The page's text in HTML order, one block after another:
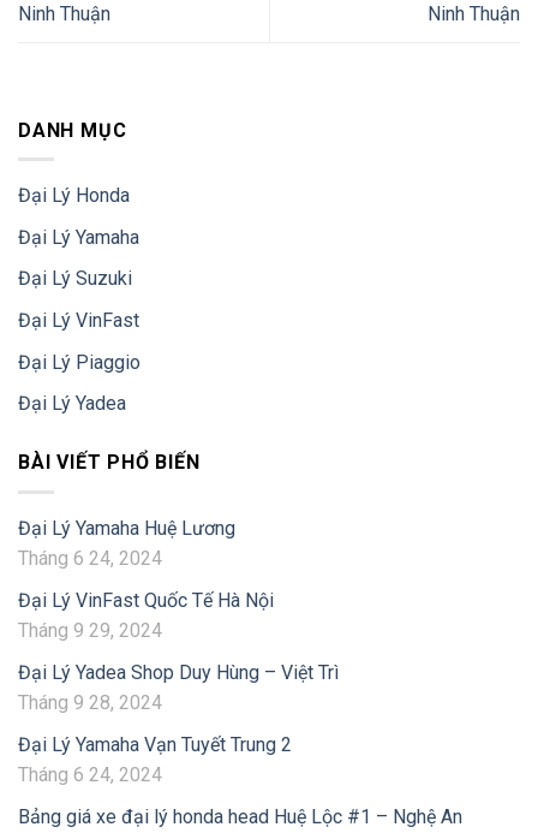
Ninh Thuận
Ninh Thuận
DANH MỤC
Đại Lý Honda
Đại Lý Yamaha
Đại Lý Suzuki
Đại Lý VinFast
Đại Lý Piaggio
Đại Lý Yadea
BÀI VIẾT PHỔ BIẾN
Đại Lý Yamaha Huệ Lương
Tháng 6 24, 2024
Đại Lý VinFast Quốc Tế Hà Nội
Tháng 9 29, 2024
Đại Lý Yadea Shop Duy Hùng – Việt Trì
Tháng 9 28, 2024
Đại Lý Yamaha Vạn Tuyết Trung 2
Tháng 6 24, 2024
Bảng giá xe đại lý honda head Huệ Lộc #1 – Nghệ An